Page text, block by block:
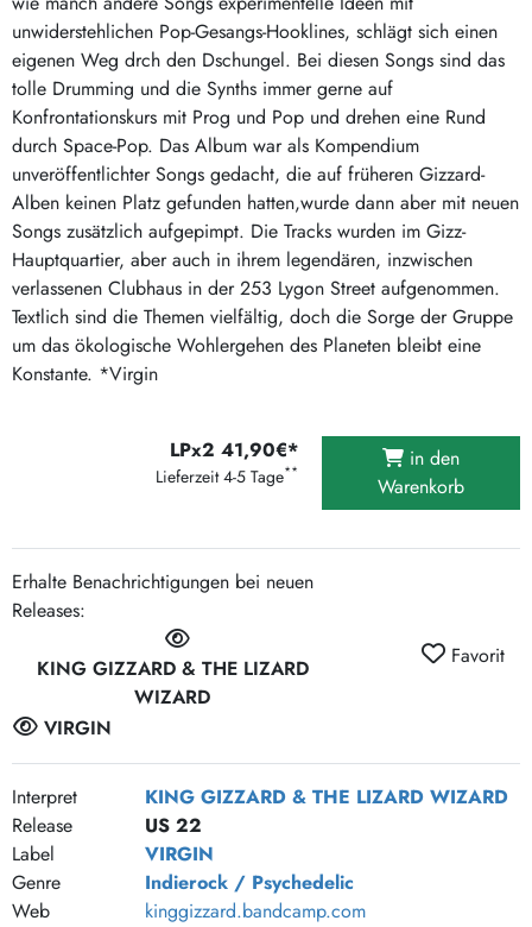
unwiderstehlichen Pop-Gesangs-Hooklines, schlägt sich einen
eigenen Weg drch den Dschungel. Bei diesen Songs sind das
tolle Drumming und die Synths immer gerne auf
Konfrontationskurs mit Prog und Pop und drehen eine Rund
durch Space-Pop. Das Album war als Kompendium
unveröffentlichter Songs gedacht, die auf früheren Gizzard-
Alben keinen Platz gefunden hatten,wurde dann aber mit neuen
Songs zusätzlich aufgepimpt. Die Tracks wurden im Gizz-
Hauptquartier, aber auch in ihrem legendären, inzwischen
verlassenen Clubhaus in der 253 Lygon Street aufgenommen.
Textlich sind die Themen vielfältig, doch die Sorge der Gruppe
um das ökologische Wohlergehen des Planeten bleibt eine
Konstante. *Virgin
LPx2 41,90€*
Lieferzeit 4-5 Tage**
in den
Warenkorb
Erhalte Benachrichtigungen bei neuen
Releases:
KING GIZZARD & THE LIZARD
WIZARD
VIRGIN
Favorit
Interpret
KING GIZZARD & THE LIZARD WIZARD
Release
US 22
Label
VIRGIN
Genre
Indierock / Psychedelic
Web
kinggizzard.bandcamp.com